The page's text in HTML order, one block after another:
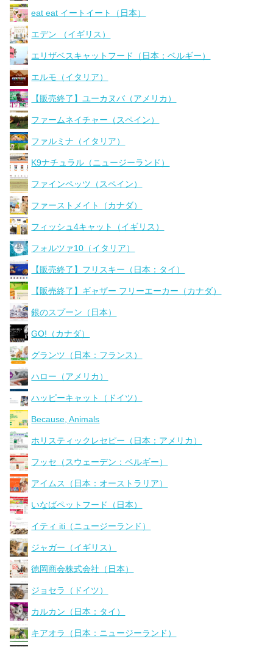
eat eat イートイート（日本）
エデン （イギリス）
エリザベスキャットフード（日本：ベルギー）
エルモ（イタリア）
【販売終了】ユーカヌバ（アメリカ）
ファームネイチャー（スペイン）
ファルミナ（イタリア）
K9ナチュラル（ニュージーランド）
ファインペッツ（スペイン）
ファーストメイト（カナダ）
フィッシュ4キャット（イギリス）
フォルツァ10（イタリア）
【販売終了】フリスキー（日本：タイ）
【販売終了】ギャザー フリーエーカー（カナダ）
銀のスプーン（日本）
GO!（カナダ）
グランツ（日本：フランス）
ハロー（アメリカ）
ハッピーキャット（ドイツ）
Because, Animals
ホリスティックレセピー（日本：アメリカ）
フッセ（スウェーデン：ベルギー）
アイムス（日本：オーストラリア）
いなばペットフード（日本）
イティ iti（ニュージーランド）
ジャガー（イギリス）
徳岡商会株式会社（日本）
ジョセラ（ドイツ）
カルカン（日本：タイ）
キアオラ（日本：ニュージーランド）